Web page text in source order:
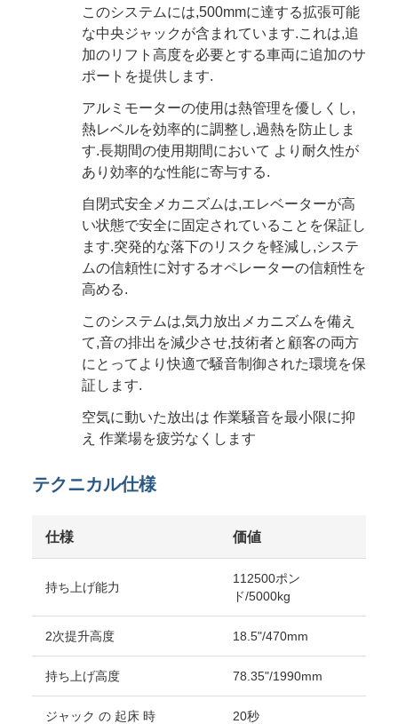
このシステムには,500mmに達する拡張可能
な中央ジャックが含まれています.これは,追
加のリフト高度を必要とする車両に追加のサ
ポートを提供します.
アルミモーターの使用は熱管理を優しくし,
熱レベルを効率的に調整し,過熱を防止しま
す.長期間の使用期間において より耐久性が
あり効率的な性能に寄与する.
自閉式安全メカニズムは,エレベーターが高
い状態で安全に固定されていることを保証し
ます.突発的な落下のリスクを軽減し,システ
ムの信頼性に対するオペレーターの信頼性を
高める.
このシステムは,気力放出メカニズムを備え
て,音の排出を減少させ,技術者と顧客の両方
にとってより快適で騒音制御された環境を保
証します.
空気に動いた放出は 作業騒音を最小限に抑
え 作業場を疲労なくします
テクニカル仕様
仕様 価値
持ち上げ能力
112500ポン
ド/5000kg
2次提升高度 18.5"/470mm
持ち上げ高度 78.35"/1990mm
ジャック の 起床 時 20秒